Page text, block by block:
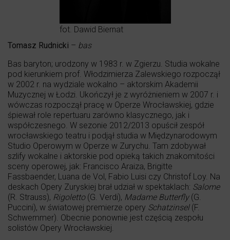
fot. Dawid Biernat
Tomasz Rudnicki – bas
Bas baryton; urodzony w 1983 r. w Zgierzu. Studia wokalne
pod kierunkiem prof. Włodzimierza Zalewskiego rozpoczął
w 2002 r. na wydziale wokalno – aktorskim Akademii
Muzycznej w Łodzi. Ukończył je z wyróżnieniem w 2007 r. i
wówczas rozpoczął pracę w Operze Wrocławskiej, gdzie
śpiewał role repertuaru zarówno klasycznego, jak i
współczesnego. W sezonie 2012/2013 opuścił zespół
wrocławskiego teatru i podjął studia w Międzynarodowym
Studio Operowym w Operze w Zurychu. Tam zdobywał
szlify wokalne i aktorskie pod opieką takich znakomitości
sceny operowej, jak: Francisco Araiza, Brigitte
Fassbaender, Luana de Vol, Fabio Luisi czy Christof Loy. Na
deskach Opery Zuryskiej brał udział w spektaklach: Salome
(R. Strauss), Rigoletto(G. Verdi), Madame Butterfly(G.
Puccini), w światowej premierze opery Schatzinsel(F.
Schwemmer). Obecnie ponownie jest częścią zespołu
solistów Opery Wrocławskiej.